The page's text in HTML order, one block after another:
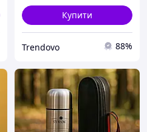
Купити
Trendovo 88%